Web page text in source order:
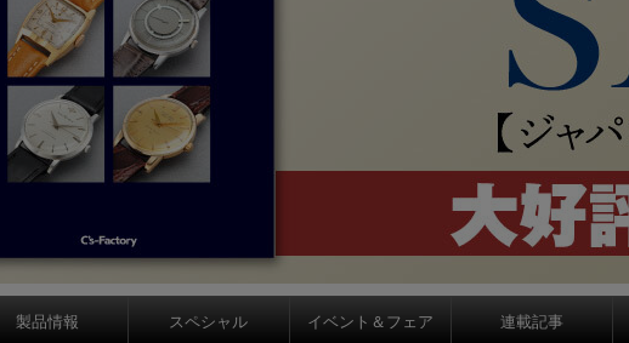
製品情報 スペシャル イベント＆フェア 連載記事